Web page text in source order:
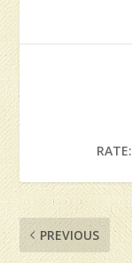
RATE:
PREVIOUS